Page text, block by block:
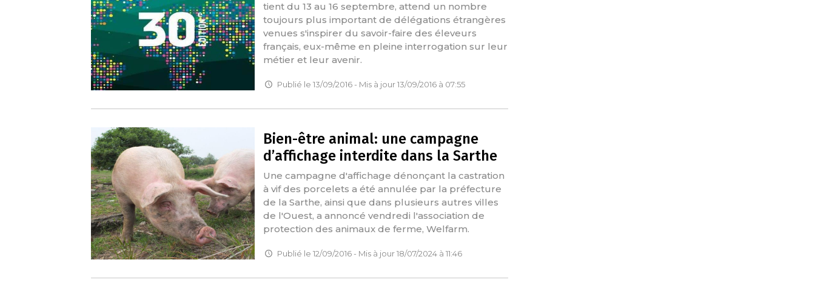
tient du 13 au 16 septembre, attend un nombre
toujours plus important de délégations étrangères
venues s'inspirer du savoir-faire des éleveurs
français, eux-même en pleine interrogation sur leur
métier et leur avenir.
Publié le 13/09/2016 - Mis à jour 13/09/2016 à 07:55
Bien-être animal: une campagne
d’affichage interdite dans la Sarthe
Une campagne d'affichage dénonçant la castration
à vif des porcelets a été annulée par la préfecture
de la Sarthe, ainsi que dans plusieurs autres villes
de l'Ouest, a annoncé vendredi l'association de
protection des animaux de ferme, Welfarm.
Publié le 12/09/2016 - Mis à jour 18/07/2024 à 11:46